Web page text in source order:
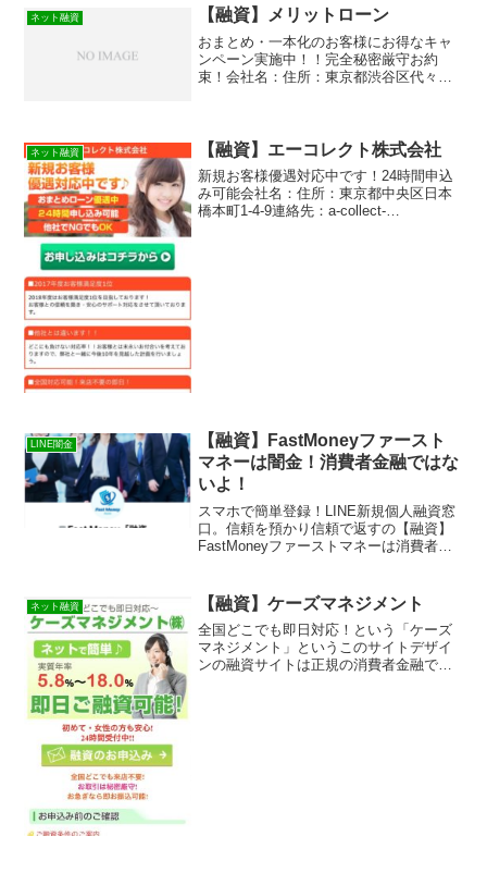
を貸してもらえる消費者金融などの貸金
業者を探していてこのサ...
ネット融資 【融資】メリットローン
おまとめ・一本化のお客様にお得なキャ
ンペーン実施中！！完全秘密厳守お約
束！会社名：住所：東京都渋谷区代々木1
ネット融資 【融資】エーコレクト株式会社
新規お客様優遇対応中です！24時間申込
み可能会社名：住所：東京都中央区日本
橋本町1-4-9連絡先：a-collect-
LINE闇金
【融資】FastMoneyファースト
マネーは闇金！消費者金融ではな
いよ！
スマホで簡単登録！LINE新規個人融資窓
口。信頼を預かり信頼で返すの【融資】
FastMoneyファーストマネーは消費者金
してもらえる消費者金融などの貸金業者
を探してい...
ネット融資 【融資】ケーズマネジメント
全国どこでも即日対応！という「ケーズ
マネジメント」というこのサイトデザイ
ンの融資サイトは正規の消費者金融では